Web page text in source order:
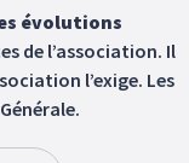
évolutions
de l’association. Il
l’exige. Les